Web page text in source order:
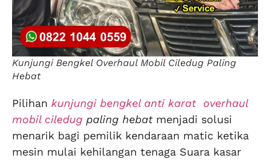
Kunjungi Bengkel Overhaul Mobil Ciledug Paling
Hebat
Pilihan kunjungi bengkel anti karat overhaul
mobil ciledug paling hebatmenjadi solusi
menarik bagi pemilik kendaraan matic ketika
mesin mulai kehilangan tenaga Suara kasar